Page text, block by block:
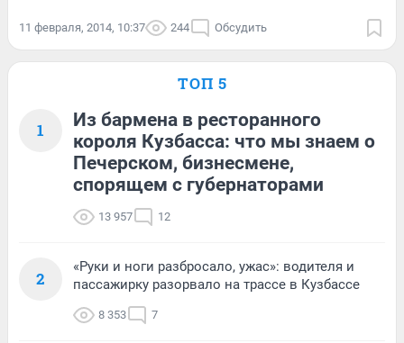
11 февраля, 2014, 10:37 244 Обсудить
ТОП 5
1
Из бармена в ресторанного
короля Кузбасса: что мы знаем о
Печерском, бизнесмене,
спорящем с губернаторами
13 957 12
2
«Руки и ноги разбросало, ужас»: водителя и
пассажирку разорвало на трассе в Кузбассе
8 353 7